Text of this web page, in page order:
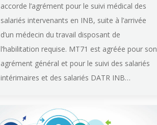
accorde l’agrément pour le suivi médical des
salariés intervenants en INB, suite à l’arrivée
d’un médecin du travail disposant de
l’habilitation requise. MT71 est agréée pour son
agrément général et pour le suivi des salariés
intérimaires et des salariés DATR INB…